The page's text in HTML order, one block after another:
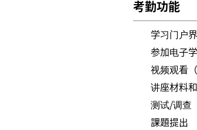
考勤功能
学习门户
参加电子
视频观看
讲座材料
测试/调查
課題提出